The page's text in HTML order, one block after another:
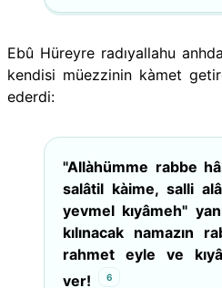
Ebû Hüreyre radıyallahu
kendisi müezzinin kàmet
ederdi:
"Allàhümme rabbe
salâtil kàime, salli
yevmel kıyâmeh"
kılınacak namazın
rahmet eyle ve
ver!
6